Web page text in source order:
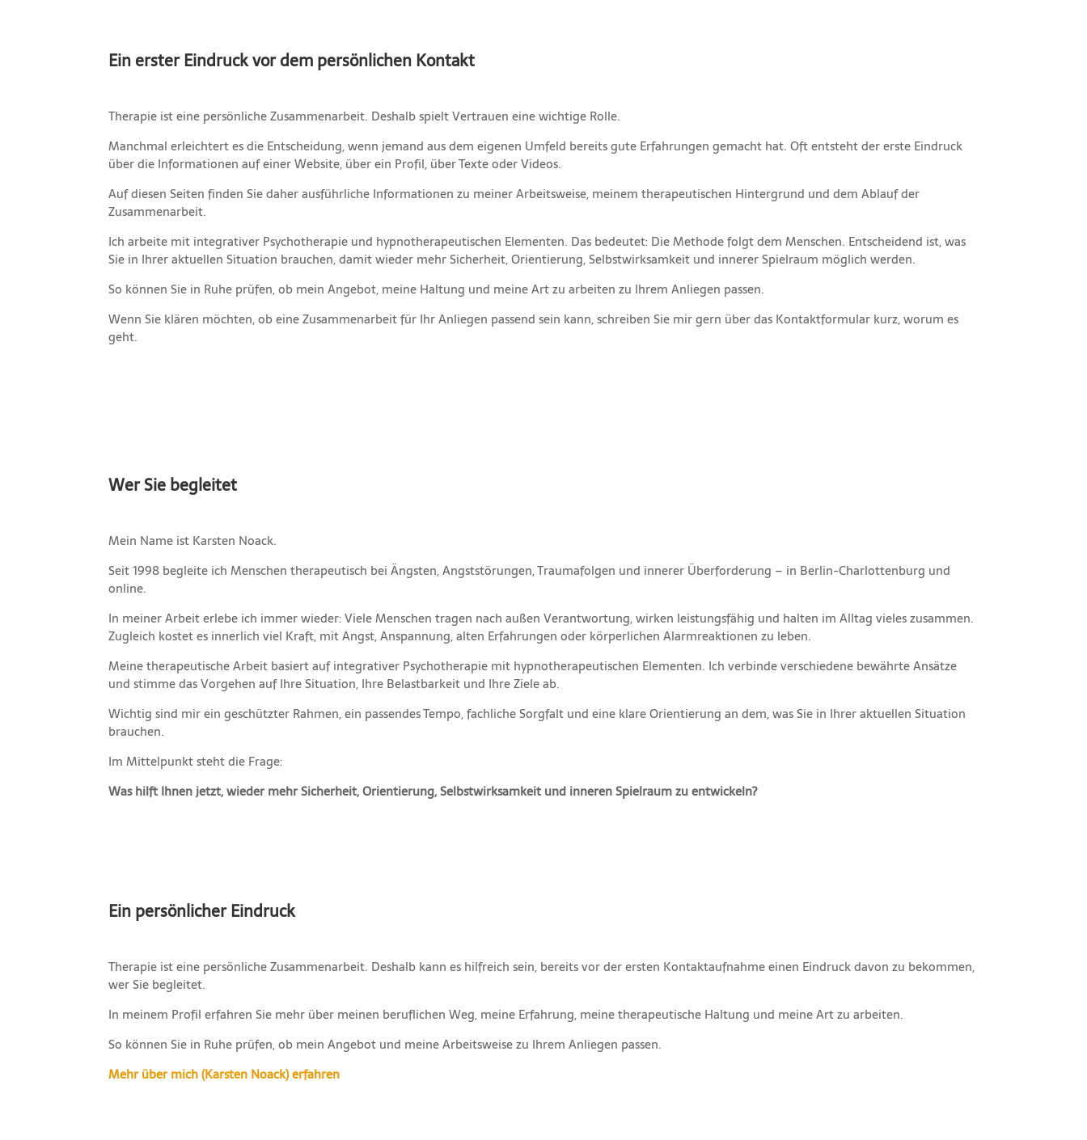
Ein erster Eindruck vor dem persönlichen Kontakt
Therapie ist eine persönliche Zusammenarbeit. Deshalb spielt Vertrauen eine wichtige Rolle.
Manchmal erleichtert es die Entscheidung, wenn jemand aus dem eigenen Umfeld bereits gute Erfahrungen gemacht hat. Oft entsteht der erste Eindruck
über die Informationen auf einer Website, über ein Profil, über Texte oder Videos.
Auf diesen Seiten finden Sie daher ausführliche Informationen zu meiner Arbeitsweise, meinem therapeutischen Hintergrund und dem Ablauf der
Zusammenarbeit.
Ich arbeite mit integrativer Psychotherapie und hypnotherapeutischen Elementen. Das bedeutet: Die Methode folgt dem Menschen. Entscheidend ist, was
Sie in Ihrer aktuellen Situation brauchen, damit wieder mehr Sicherheit, Orientierung, Selbstwirksamkeit und innerer Spielraum möglich werden.
So können Sie in Ruhe prüfen, ob mein Angebot, meine Haltung und meine Art zu arbeiten zu Ihrem Anliegen passen.
Wenn Sie klären möchten, ob eine Zusammenarbeit für Ihr Anliegen passend sein kann, schreiben Sie mir gern über das Kontaktformular kurz, worum es
geht.
Wer Sie begleitet
Mein Name ist Karsten Noack.
Seit 1998 begleite ich Menschen therapeutisch bei Ängsten, Angststörungen, Traumafolgen und innerer Überforderung – in Berlin-Charlottenburg und
online.
In meiner Arbeit erlebe ich immer wieder: Viele Menschen tragen nach außen Verantwortung, wirken leistungsfähig und halten im Alltag vieles zusammen.
Zugleich kostet es innerlich viel Kraft, mit Angst, Anspannung, alten Erfahrungen oder körperlichen Alarmreaktionen zu leben.
Meine therapeutische Arbeit basiert auf integrativer Psychotherapie mit hypnotherapeutischen Elementen. Ich verbinde verschiedene bewährte Ansätze
und stimme das Vorgehen auf Ihre Situation, Ihre Belastbarkeit und Ihre Ziele ab.
Wichtig sind mir ein geschützter Rahmen, ein passendes Tempo, fachliche Sorgfalt und eine klare Orientierung an dem, was Sie in Ihrer aktuellen Situation
brauchen.
Im Mittelpunkt steht die Frage:
Was hilft Ihnen jetzt, wieder mehr Sicherheit, Orientierung, Selbstwirksamkeit und inneren Spielraum zu entwickeln?
Ein persönlicher Eindruck
Therapie ist eine persönliche Zusammenarbeit. Deshalb kann es hilfreich sein, bereits vor der ersten Kontaktaufnahme einen Eindruck davon zu bekommen,
wer Sie begleitet.
In meinem Profil erfahren Sie mehr über meinen beruflichen Weg, meine Erfahrung, meine therapeutische Haltung und meine Art zu arbeiten.
So können Sie in Ruhe prüfen, ob mein Angebot und meine Arbeitsweise zu Ihrem Anliegen passen.
Mehr über mich (Karsten Noack) erfahren